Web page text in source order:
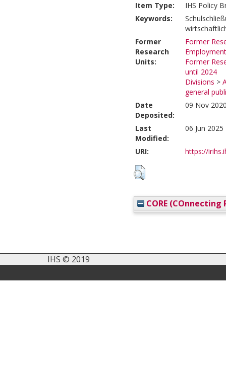
Item Type:
IHS Policy
Keywords:
Former
Research
Units:
Former
Employment
Former
until 2024
Divisions >
general
Date
Deposited:
09 Nov
Last
Modified:
06 Jun 2025
URI: https://
CORE (COnnecting
IHS © 2019